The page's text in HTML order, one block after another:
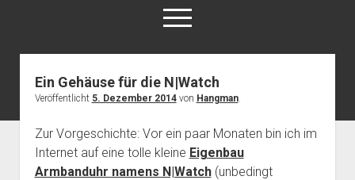
open
menu
Impressum
Ein Gehäuse für die N|Watch
Veröffentlicht 5. Dezember 2014von Hangman.
Zur Vorgeschichte: Vor ein paar Monaten bin ich im
Internet auf eine tolle kleine Eigenbau
Armbanduhr namens N|Watch(unbedingt